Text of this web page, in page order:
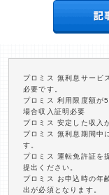
プロミス 無利息サービ
必要です。
プロミス 利用限度額が
場合収入証明必要
プロミス 安定した収入
プロミス 無利息期間中
す。
プロミス 運転免許証を
提出ください。
プロミス お申込時の年
出が必須となります。